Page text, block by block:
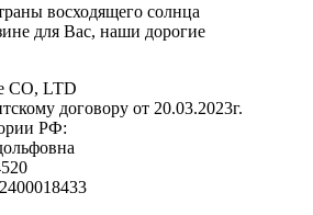
восходящего солнца
для Вас, наши дорогие
CO, LTD
договору от 20.03.2023г.
РФ: